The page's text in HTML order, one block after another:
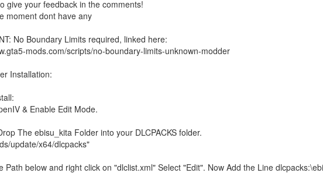
give your feedback in the comments!
moment dont have any
No Boundary Limits required, linked here:
mods.com/scripts/no-boundary-limits-unknown-modder
Installation:
& Enable Edit Mode.
The ebisu_kita Folder into your DLCPACKS folder.
update/x64/dlcpacks"
Path below and right click on "dlclist.xml" Select "Edit". Now Add the Line